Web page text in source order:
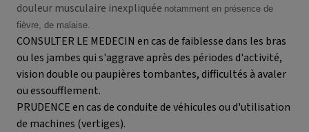
douleur musculaire inexpliquée notamment en présence de
fièvre, de malaise.
CONSULTER LE MEDECIN en cas de faiblesse dans les bras
ou les jambes qui s'aggrave après des périodes d'activité,
vision double ou paupières tombantes, difficultés à avaler
ou essoufflement.
PRUDENCE en cas de conduite de véhicules ou d'utilisation
de machines (vertiges).